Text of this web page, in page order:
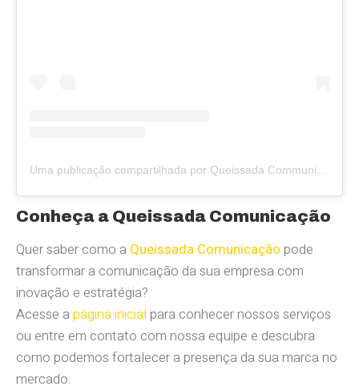
Conheça a Queissada Comunicação
Quer saber como a Queissada Comunicação pode
transformar a comunicação da sua empresa com
inovação e estratégia?
Acesse a página inicial para conhecer nossos serviços
ou entre em contato com nossa equipe e descubra
como podemos fortalecer a presença da sua marca no
mercado.